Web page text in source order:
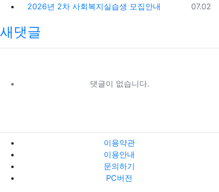
등록일
07.02
2026년 2차 사회복지실습생 모집안내
새댓글
댓글이 없습니다.
이용약관
이용안내
문의하기
PC버전